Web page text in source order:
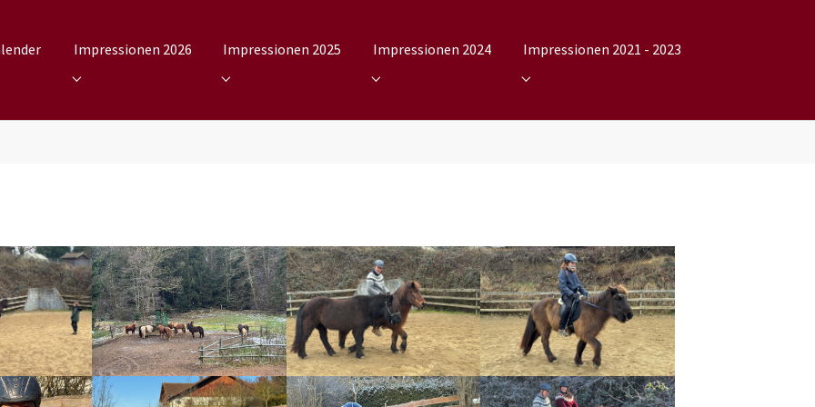
for "Kalender"
Impressionen 2026
Submenu for "Impressionen 2026"
Impressionen 2025
Submenu for "Impressionen 2025"
Impressionen 2024
Submenu for "Impressionen 2024"
Impressionen 2021 - 2023
Submenu for "Impressionen 2021 - 2023"
Show larger version Show larger version Show larger version
Show larger version Show larger version Show larger version